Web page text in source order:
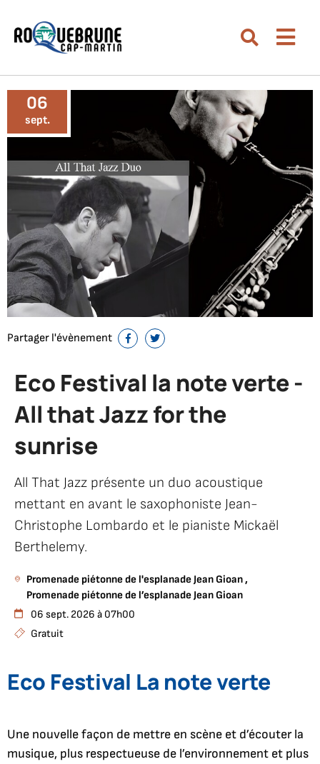
Aller à la recherche
Rechercher
Eco Festival la note verte -
All that Jazz for the
sunrise
All That Jazz présente un duo acoustique
mettant en avant le saxophoniste Jean-
Christophe Lombardo et le pianiste Mickaël
Berthelemy.
Promenade piétonne de l'esplanade Jean Gioan ,
Promenade piétonne de l’esplanade Jean Gioan
06 sept. 2026 à 07h00
Gratuit
06
sept.
Partager l'évènement Partager sur Facebook
Partager sur Twitter
Eco Festival La note verte
Une nouvelle façon de mettre en scène et d’écouter la
musique, plus respectueuse de l’environnement et plus